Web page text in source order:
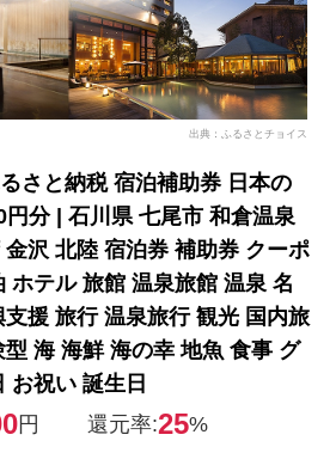
出典：ふるさとチョイス
さと納税 宿泊補助券 日本の
分 | 石川県 七尾市 和倉温泉
沢 北陸 宿泊券 補助券 クーポ
ホテル 旅館 温泉旅館 温泉 名
援 旅行 温泉旅行 観光 国内旅
海 海鮮 海の幸 地魚 食事 グ
お祝い 誕生日
円 還元率:25%